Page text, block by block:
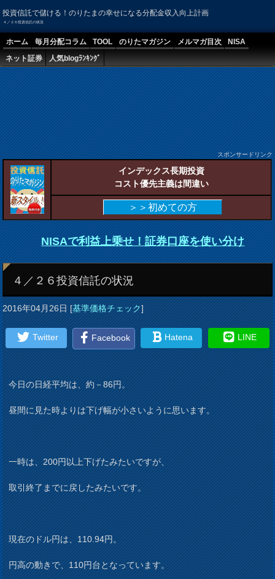
投資信託で儲ける！のりたまの幸せになる分配金収入向上計画
４／２６投資信託の状況
ホーム 毎月分配コラム TOOL のりたマガジン メルマガ目次
NISA
ネット証券
人気blogﾗﾝｷﾝｸﾞ
スポンサードリンク
インデックス長期投資
コスト優先主義は間違い
＞＞初めての方
NISAで利益上乗せ！証券口座を使い分け
４／２６投資信託の状況
2016年04月26日[基準価格チェック]
Twitter Facebook Hatena LINE
今日の日経平均は、約－86円。
昼間に見た時よりは下げ幅が小さいように思います。
一時は、200円以上下げたみたいですが、
取引終了までに戻したみたいです。
現在のドル円は、110.94円。
円高の動きで、110円台となっています。